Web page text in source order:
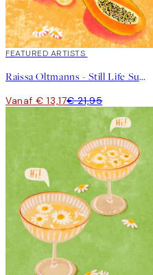
40%*
FEATURED ARTISTS
Raissa Oltmanns - Still Life Summer Vibes Poster
Vanaf € 13,17€ 21,95